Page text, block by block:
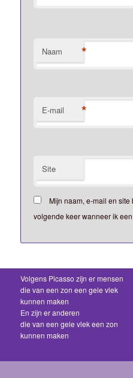
Naam *
E-mail *
Site
Mijn naam, e-mail en
volgende keer wanneer ik
Volgens Picasso zijn er mensen
die van een zon een gele vlek
kunnen maken
En zijn er anderen
die van een gele vlek een zon
kunnen maken